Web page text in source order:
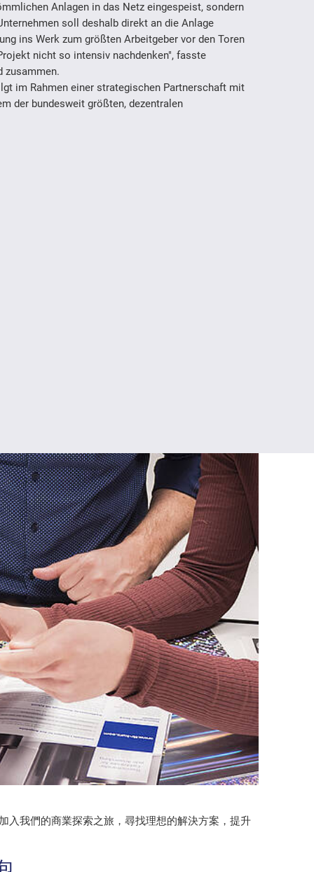
Anlagen in das Netz eingespeist, sondern
soll deshalb direkt an die Anlage
ins Werk zum größten Arbeitgeber vor den Toren
nicht so intensiv nachdenken", fasste
zusammen.
im Rahmen einer strategischen Partnerschaft mit
der bundesweit größten, dezentralen
入我們的商業探索之旅，尋找理想的解決方案，提升